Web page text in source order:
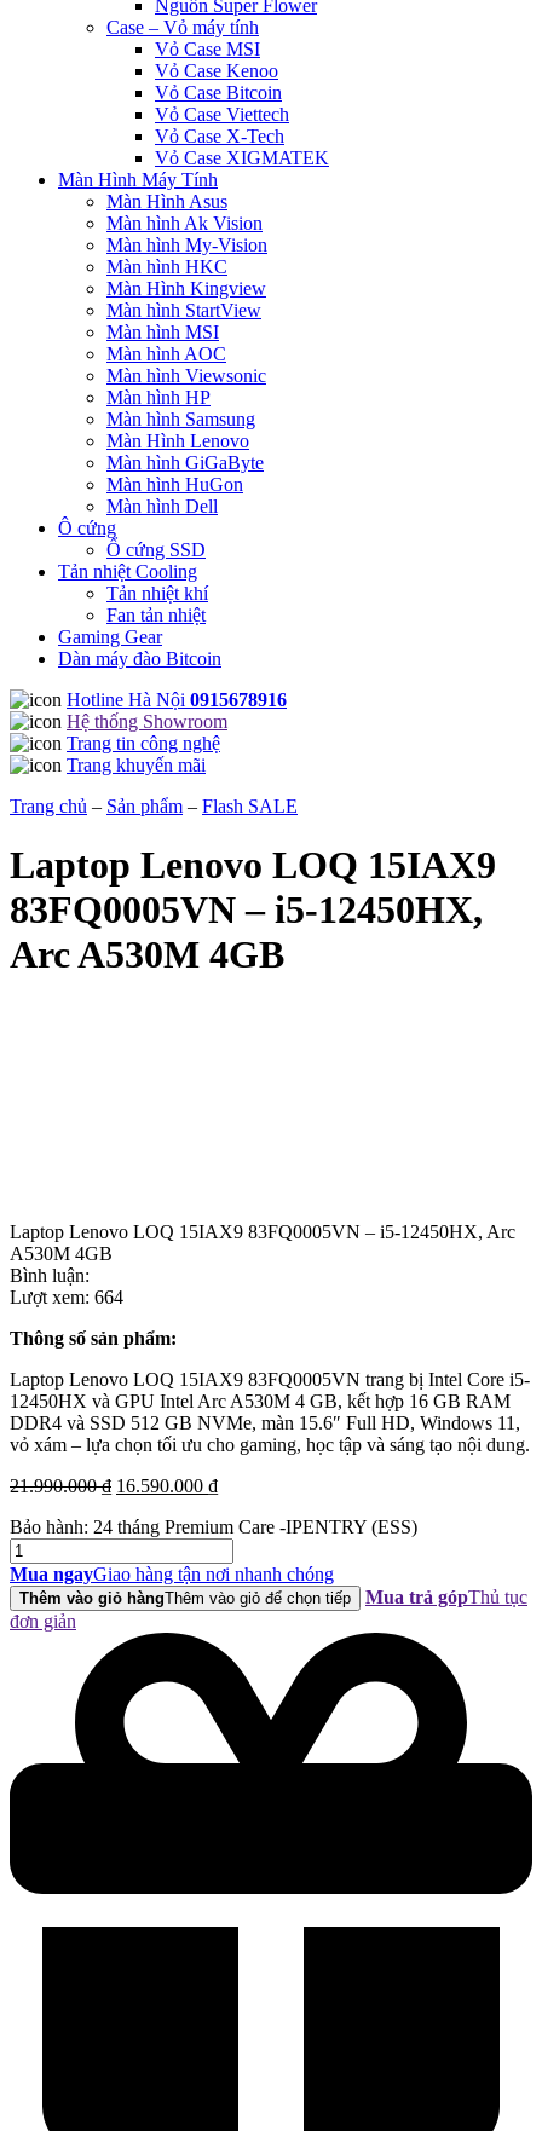
Nguồn Super Flower
Case – Vỏ máy tính
Vỏ Case MSI
Vỏ Case Kenoo
Vỏ Case Bitcoin
Vỏ Case Viettech
Vỏ Case X-Tech
Vỏ Case XIGMATEK
Màn Hình Máy Tính
Màn Hình Asus
Màn hình Ak Vision
Màn hình My-Vision
Màn hình HKC
Màn Hình Kingview
Màn hình StartView
Màn hình MSI
Màn hình AOC
Màn hình Viewsonic
Màn hình HP
Màn hình Samsung
Màn Hình Lenovo
Màn hình GiGaByte
Màn hình HuGon
Màn hình Dell
Ô cứng
Ổ cứng SSD
Tản nhiệt Cooling
Tản nhiệt khí
Fan tản nhiệt
Gaming Gear
Dàn máy đào Bitcoin
Hotline Hà Nội 0915678916
Hệ thống Showroom
Trang tin công nghệ
Trang khuyến mãi
Trang chủ – Sản phẩm – Flash SALE
Laptop Lenovo LOQ 15IAX9
83FQ0005VN – i5-12450HX,
Arc A530M 4GB
Laptop Lenovo LOQ 15IAX9 83FQ0005VN – i5-12450HX, Arc
A530M 4GB
Bình luận:
Lượt xem: 664
Thông số sản phẩm:
Laptop Lenovo LOQ 15IAX9 83FQ0005VN trang bị Intel Core i5-
12450HX và GPU Intel Arc A530M 4 GB, kết hợp 16 GB RAM
DDR4 và SSD 512 GB NVMe, màn 15.6″ Full HD, Windows 11,
vỏ xám – lựa chọn tối ưu cho gaming, học tập và sáng tạo nội dung.
21.990.000₫ Giá
là:
16.590.000 ₫Giá
tại
16.590.000 ₫.
Bảo hành: 24 tháng Premium Care -IPENTRY (ESS)
Laptop
Lenovo
LOQ
15IAX9
83FQ0005VN
12450HX,
4GB
số
Mua ngayGiao hàng tận nơi nhanh chóng
Thêm vào giỏ hàngThêm vào giỏ để chọn tiếp Mua trả gópThủ tục
đơn giản